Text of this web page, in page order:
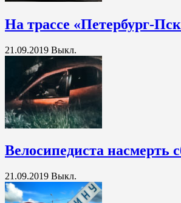
На трассе «Петербург-
21.09.2019 Выкл.
Велосипедиста насмерть
21.09.2019 Выкл.